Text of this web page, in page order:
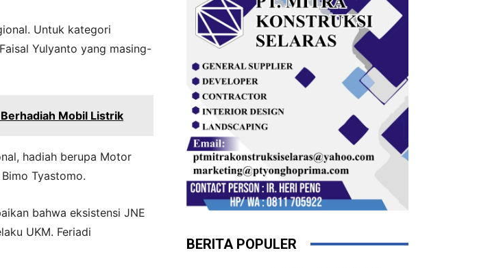
Untuk kategori
Yulyanto yang masing-
Mobil Listrik
hadiah berupa Motor
Tyastomo.
bahwa eksistensi JNE
UKM. Feriadi
BERITA POPULER